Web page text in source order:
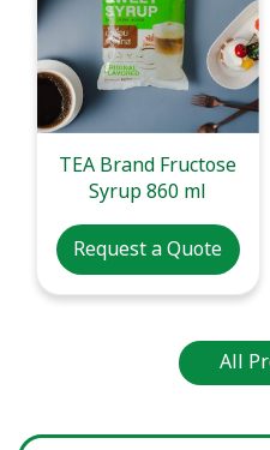
TEA Brand Fructose
Syrup 860 ml
Request a Quote
All